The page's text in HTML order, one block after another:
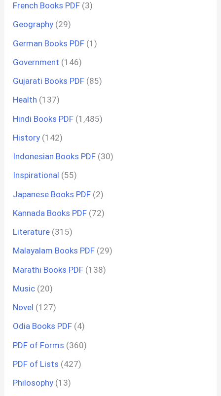
French Books PDF (3)
Geography (29)
German Books PDF (1)
Government (146)
Gujarati Books PDF (85)
Health (137)
Hindi Books PDF (1,485)
History (142)
Indonesian Books PDF (30)
Inspirational (55)
Japanese Books PDF (2)
Kannada Books PDF (72)
Literature (315)
Malayalam Books PDF (29)
Marathi Books PDF (138)
Music (20)
Novel (127)
Odia Books PDF (4)
PDF of Forms (360)
PDF of Lists (427)
Philosophy (13)